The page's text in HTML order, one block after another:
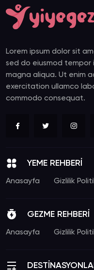
Lorem ipsum dolor sit
sed do eiusmod
magna aliqua. Ut enim
exercitation ullamco
commodo consequat.
YEME REHBERİ
Anasayfa Gizlilik
GEZME REHBERİ
Anasayfa Gizlilik